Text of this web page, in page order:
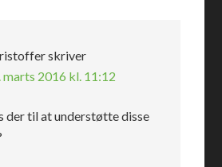
skriver
marts 2016 kl. 11:12
der til at understøtte disse